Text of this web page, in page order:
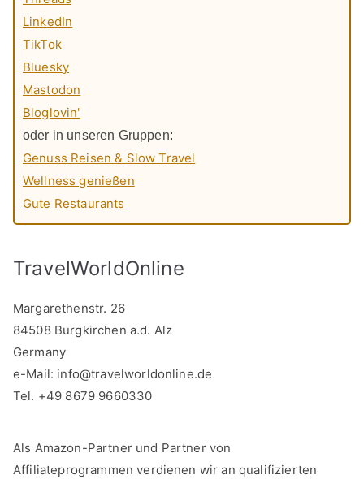
LinkedIn
TikTok
Bluesky
Mastodon
Bloglovin'
oder in unseren Gruppen:
Genuss Reisen & Slow Travel
Wellness genießen
Gute Restaurants
TravelWorldOnline
Margarethenstr. 26
84508 Burgkirchen a.d. Alz
Germany
e-Mail: info@travelworldonline.de
Tel. +49 8679 9660330
Als Amazon-Partner und Partner von
Affiliateprogrammen verdienen wir an qualifizierten